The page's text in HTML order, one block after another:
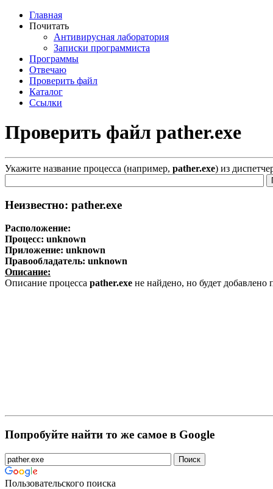
Главная
Почитать
Антивирусная лаборатория
Записки программиста
Программы
Отвечаю
Проверить файл
Каталог
Ссылки
Проверить файл pather.exe
Укажите название процесса (например, pather.exe) из
Неизвестно: pather.exe
Расположение:
Процесс: unknown
Приложение: unknown
Правообладатель: unknown
Описание:
Описание процесса pather.exe не найдено, но будет
Попробуйте найти то же самое в Google
Пользовательского поиска